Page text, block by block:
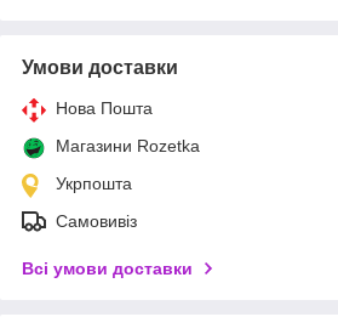
Умови доставки
Нова Пошта
Магазини Rozetka
Укрпошта
Самовивіз
Всі умови доставки